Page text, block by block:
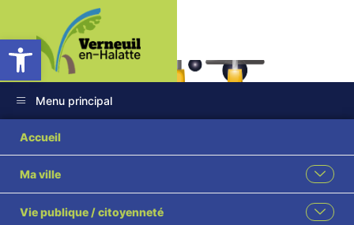
Ouvrir la barre d’outils
Menu principal
Accueil
Ma ville
Vie publique / citoyenneté
Services techniques